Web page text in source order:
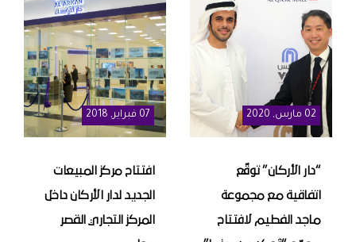
02 مارس, 2020
“دار الأركان” توقّع
اتفاقية مع مجموعة
ماجد الفطيم لافتتاح
07 فبراير, 2018
افتتاح مركز المبيعات
الجديد لدار الأركان داخل
المركز التجاري القصر